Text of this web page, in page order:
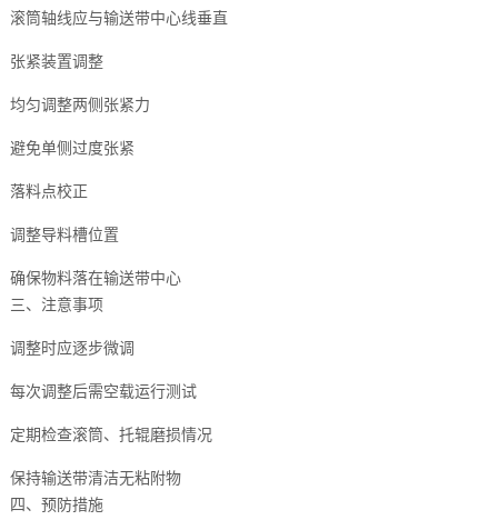
滚筒轴线应与输送带中心线垂直
张紧装置调整
均匀调整两侧张紧力
避免单侧过度张紧
落料点校正
调整导料槽位置
确保物料落在输送带中心
三、注意事项
调整时应逐步微调
每次调整后需空载运行测试
定期检查滚筒、托辊磨损情况
保持输送带清洁无粘附物
四、预防措施